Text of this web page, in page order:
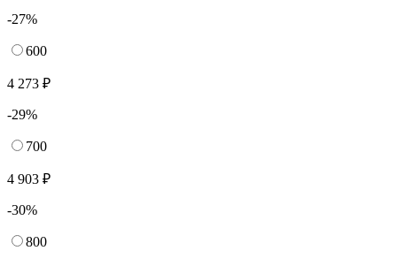
-27%
600
4 273 ₽
-29%
700
4 903 ₽
-30%
800